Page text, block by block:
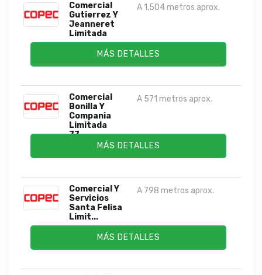
Comercial
Gutierrez Y
Jeanneret
Limitada
A 1,504 metros aprox.
MÁS DETALLES
Comercial
Bonilla Y
Compania
Limitada
77...
A 571 metros aprox.
MÁS DETALLES
Comercial Y
Servicios
Santa Felisa
Limit...
A 798 metros aprox.
MÁS DETALLES